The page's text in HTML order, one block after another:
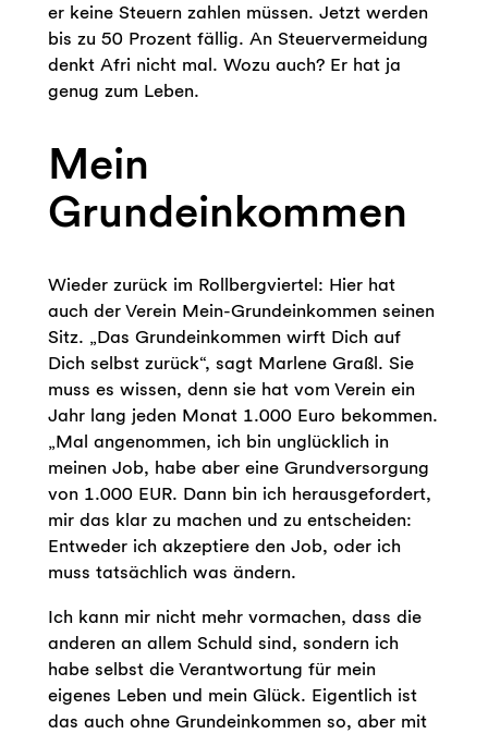
er keine Steuern zahlen müssen. Jetzt werden
bis zu 50 Prozent fällig. An Steuervermeidung
denkt Afri nicht mal. Wozu auch? Er hat ja
genug zum Leben.
Mein
Grundeinkommen
Wieder zurück im Rollbergviertel: Hier hat
auch der Verein Mein-Grundeinkommen seinen
Sitz. „Das Grundeinkommen wirft Dich auf
Dich selbst zurück“, sagt Marlene Graßl. Sie
muss es wissen, denn sie hat vom Verein ein
Jahr lang jeden Monat 1.000 Euro bekommen.
„Mal angenommen, ich bin unglücklich in
meinen Job, habe aber eine Grundversorgung
von 1.000 EUR. Dann bin ich herausgefordert,
mir das klar zu machen und zu entscheiden:
Entweder ich akzeptiere den Job, oder ich
muss tatsächlich was ändern.
Ich kann mir nicht mehr vormachen, dass die
anderen an allem Schuld sind, sondern ich
habe selbst die Verantwortung für mein
eigenes Leben und mein Glück. Eigentlich ist
das auch ohne Grundeinkommen so, aber mit